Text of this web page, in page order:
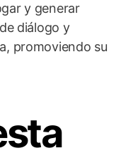
y generar
diálogo y
promoviendo su